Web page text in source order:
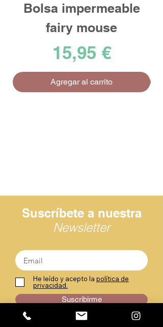
Bolsa impermeable
fairy mouse
Precio
15,95 €
Agregar al carrito
Suscríbete a nuestra
Newsletter
He leído y acepto la política de
privacidad.
Suscribirme